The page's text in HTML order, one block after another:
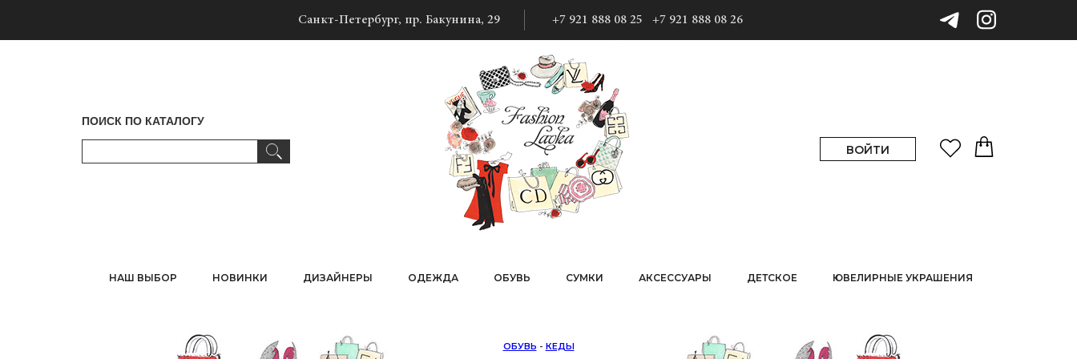
Санкт-Петербург, пр. Бакунина, 29 +7 921 888 08 25 +7 921 888 08 26
ПОИСК ПО КАТАЛОГУ
ВОЙТИ
НАШ ВЫБОР НОВИНКИ ДИЗАЙНЕРЫ ОДЕЖДА ОБУВЬ СУМКИ АКСЕССУАРЫ ДЕТСКОЕ ЮВЕЛИРНЫЕ УКРАШЕНИЯ
ОБУВЬ - КЕДЫ